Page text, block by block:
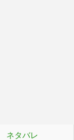
ネタバレ